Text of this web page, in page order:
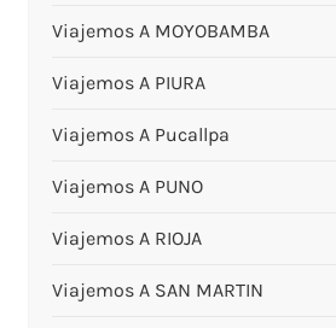
Viajemos A MOYOBAMBA
Viajemos A PIURA
Viajemos A Pucallpa
Viajemos A PUNO
Viajemos A RIOJA
Viajemos A SAN MARTIN